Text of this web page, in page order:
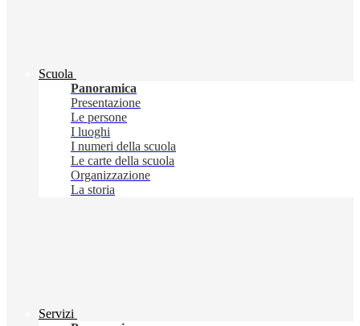
Scuola
Panoramica
Presentazione
Le persone
I luoghi
I numeri della scuola
Le carte della scuola
Organizzazione
La storia
Servizi